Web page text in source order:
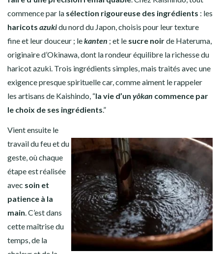
commence par la sélection rigoureuse des ingrédients : les
haricots azukidu nord du Japon, choisis pour leur texture
fine et leur douceur ; lekanten ; et le sucre noirde Hateruma,
originaire d’Okinawa, dont la rondeur équilibre la richesse du
haricot azuki. Trois ingrédients simples, mais traités avec une
exigence presque spirituelle car, comme aiment le rappeler
les artisans de Kaishindo, “la vie d’un yôkan commence par
le choix de ses ingrédients.”
Vient ensuite le
travail du feu et du
geste, où chaque
étape est réalisée
avec soin et
patience à la
main. C’est dans
cette maîtrise du
temps, de la